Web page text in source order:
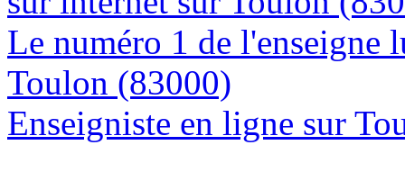
Le numéro 1 de l'enseigne
Toulon (83000)
Enseigniste en ligne sur